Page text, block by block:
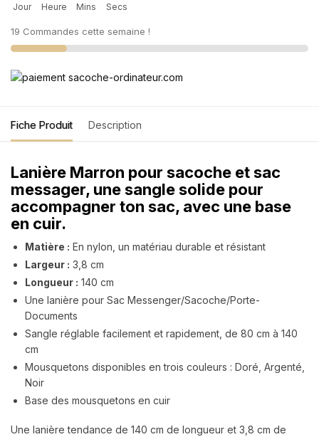
Jour Heure Mins Secs
19 Commandes cette semaine !
Fiche Produit Description
Lanière Marron pour sacoche et sac
messager, une sangle solide pour
accompagner ton sac, avec une base
en cuir.
Matière : En nylon, un matériau durable et résistant
Largeur : 3,8 cm
Longueur : 140 cm
Une lanière pour Sac Messenger/Sacoche/Porte-
Documents
Sangle réglable facilement et rapidement, de 80 cm à 140
cm
Mousquetons disponibles en trois couleurs : Doré, Argenté,
Noir
Base des mousquetons en cuir
Une lanière tendance de 140 cm de longueur et 3,8 cm de